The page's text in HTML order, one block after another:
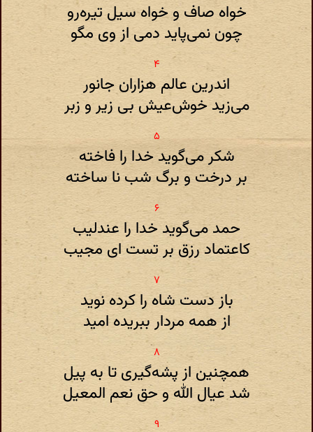
خواه صاف و خواه سیل تیره‌رو
چون نمی‌پاید دمی از وی مگو
اندرین عالم هزاران جانور
می‌زید خوش‌عیش بی زیر و زبر
شکر می‌گوید خدا را فاخته
بر درخت و برگ شب نا ساخته
حمد می‌گوید خدا را عندلیب
کاعتماد رزق بر تست ای مجیب
باز دست شاه را کرده نوید
از همه مردار ببریده امید
همچنین از پشه‌گیری تا به پیل
شد عیال الله و حق نعم المعیل